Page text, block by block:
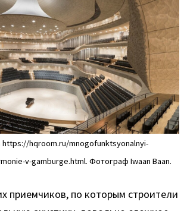
https://hqroom.ru/mnogofunktsyonalnyi-
v-gamburge.html. Фотограф Iwaan Baan.
приемчиков, по которым строители